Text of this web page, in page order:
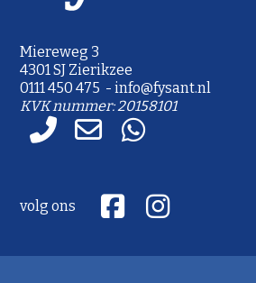
Miereweg 3
4301 SJ Zierikzee
0111 450 475 - info@fysant.nl
KVK nummer: 20158101